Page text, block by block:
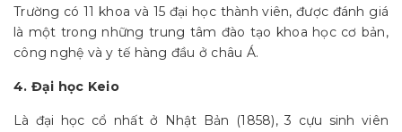
Trường có 11 khoa và 15 đại học thành viên, được đánh giá
là một trong những trung tâm đào tạo khoa học cơ bản,
công nghệ và y tế hàng đầu ở châu Á.
4. Đại học Keio
Là đại học cổ nhất ở Nhật Bản (1858), 3 cựu sinh viên